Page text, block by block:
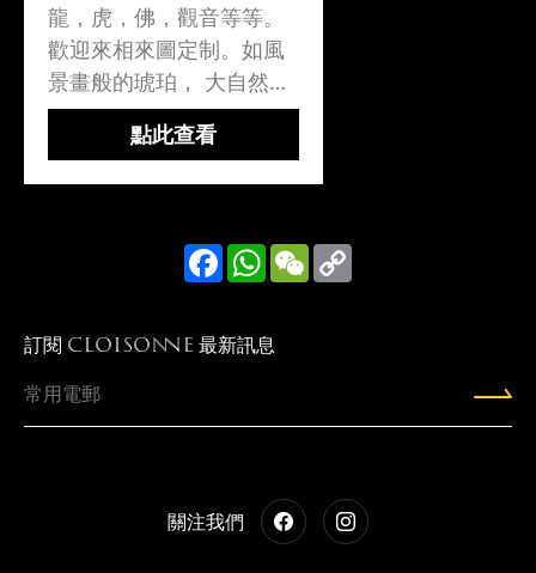
龍，虎，佛，觀音等等。
歡迎來相來圖定制。如風
景畫般的琥珀， 大自然之
鬼斧神工 ，每粒混合黑
蜜，根珀，金藍珀和黃蜜
蠟， 琥珀蜜蠟交織在一
呈現透黑啡色 ，白光呈..
點此查看
FacebookWhatsApp
WeChat
訂閱 CLOISONNE 最新訊息
關注我們